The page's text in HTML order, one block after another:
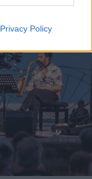
Privacy Policy